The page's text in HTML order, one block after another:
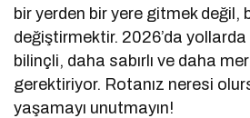
bir yerden bir yere gitmek değil,
değiştirmektir. 2026’da
bilinçli, daha sabırlı ve daha
gerektiriyor. Rotanız neresi
yaşamayı unutmayın!